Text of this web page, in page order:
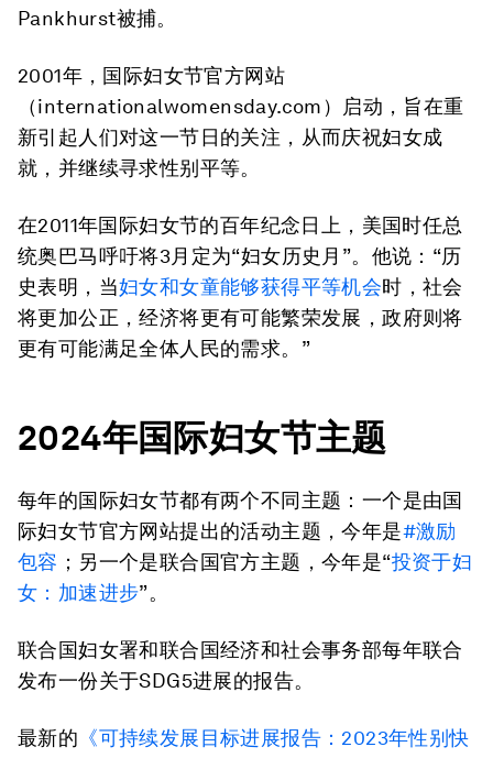
Pankhurst被捕。
2001年，国际妇女节官方网站
（internationalwomensday.com）启动，旨在重
新引起人们对这一节日的关注，从而庆祝妇女成
就，并继续寻求性别平等。
在2011年国际妇女节的百年纪念日上，美国时任总
统奥巴马呼吁将3月定为“妇女历史月”。他说：“历
史表明，当妇女和女童能够获得平等机会时，社会
将更加公正，经济将更有可能繁荣发展，政府则将
更有可能满足全体人民的需求。”
2024年国际妇女节主题
每年的国际妇女节都有两个不同主题：一个是由国
际妇女节官方网站提出的活动主题，今年是#激励
包容 ；另一个是联合国官方主题，今年是“投资于妇
女：加速进步”。
联合国妇女署和联合国经济和社会事务部每年联合
发布一份关于SDG5进展的报告。
最新的 《可持续发展目标进展报告： 2023年性别快